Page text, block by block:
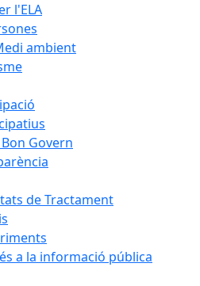
l'ELA
ambient
Govern
de Tractament
a la informació pública